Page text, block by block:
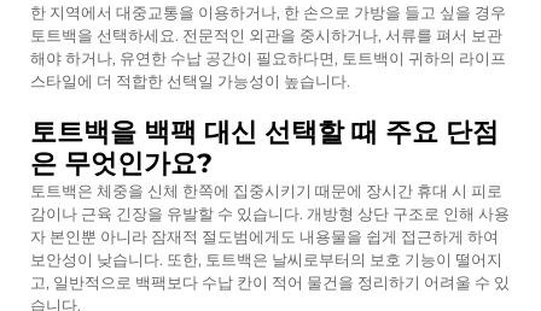
한 지역에서 대중교통을 이용하거나, 한 손으로 가방을 들고 싶을 경우
토트백을 선택하세요. 전문적인 외관을 중시하거나, 서류를 펴서 보관
해야 하거나, 유연한 수납 공간이 필요하다면, 토트백이 귀하의 라이프
스타일에 더 적합한 선택일 가능성이 높습니다.
토트백을 백팩 대신 선택할 때 주요 단점
은 무엇인가요?
토트백은 체중을 신체 한쪽에 집중시키기 때문에 장시간 휴대 시 피로
감이나 근육 긴장을 유발할 수 있습니다. 개방형 상단 구조로 인해 사용
자 본인뿐 아니라 잠재적 절도범에게도 내용물을 쉽게 접근하게 하여
보안성이 낮습니다. 또한, 토트백은 날씨로부터의 보호 기능이 떨어지
고, 일반적으로 백팩보다 수납 칸이 적어 물건을 정리하기 어려울 수 있
습니다.